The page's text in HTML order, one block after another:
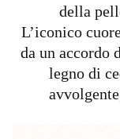
della
L’iconico
da un accordo
legno di